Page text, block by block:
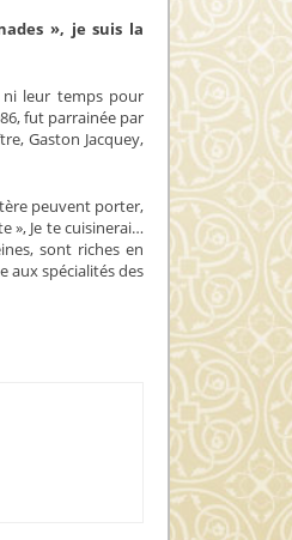
», je suis la
ni leur temps pour
fut parrainée par
Gaston Jacquey,
peuvent porter,
», Je te cuisinerai…
sont riches en
aux spécialités des